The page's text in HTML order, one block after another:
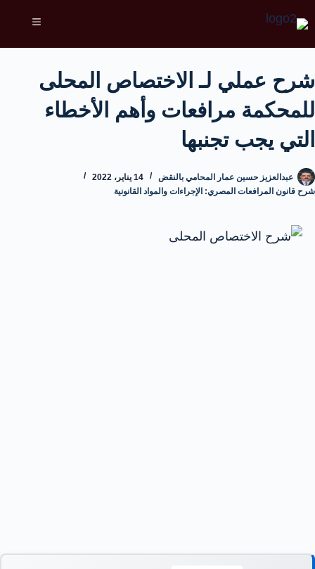
شرح عملي لـ الاختصاص المحلى
للمحكمة مرافعات وأهم الأخطاء
التي يجب تجنبها
عبدالعزيز حسين عمار المحامي بالنقض
14 يناير، 2022
شرح قانون المرافعات المصري: الإجراءات والمواد القانونية